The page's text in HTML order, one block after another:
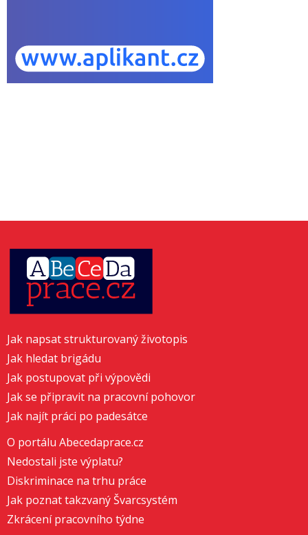
Jak napsat strukturovaný životopis
Jak hledat brigádu
Jak postupovat při výpovědi
Jak se připravit na pracovní pohovor
Jak najít práci po padesátce
O portálu Abecedaprace.cz
Nedostali jste výplatu?
Diskriminace na trhu práce
Jak poznat takzvaný Švarcsystém
Zkrácení pracovního týdne